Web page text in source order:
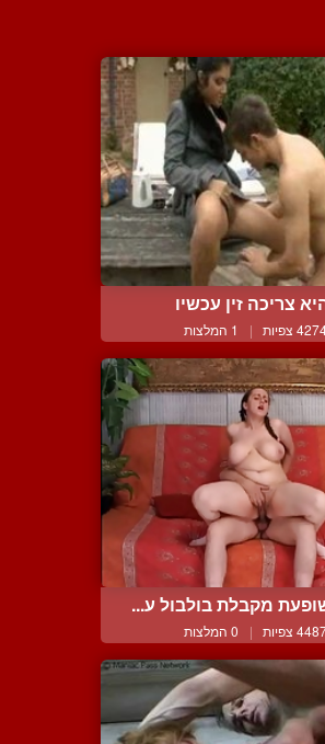
צריכה זין עכשיו
צפיות | 1 המלצות
מקבלת בולבול ע...
צפיות | 0 המלצות